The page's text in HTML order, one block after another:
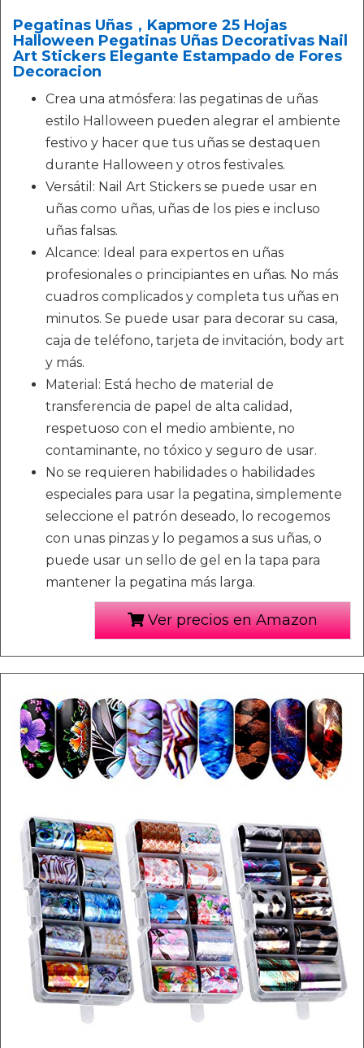
Pegatinas Uñas，Kapmore 25 Hojas
Halloween Pegatinas Uñas Decorativas Nail
Art Stickers Elegante Estampado de Fores
Decoracion
Crea una atmósfera: las pegatinas de uñas
estilo Halloween pueden alegrar el ambiente
festivo y hacer que tus uñas se destaquen
durante Halloween y otros festivales.
Versátil: Nail Art Stickers se puede usar en
uñas como uñas, uñas de los pies e incluso
uñas falsas.
Alcance: Ideal para expertos en uñas
profesionales o principiantes en uñas. No más
cuadros complicados y completa tus uñas en
minutos. Se puede usar para decorar su casa,
caja de teléfono, tarjeta de invitación, body art
y más.
Material: Está hecho de material de
transferencia de papel de alta calidad,
respetuoso con el medio ambiente, no
contaminante, no tóxico y seguro de usar.
No se requieren habilidades o habilidades
especiales para usar la pegatina, simplemente
seleccione el patrón deseado, lo recogemos
con unas pinzas y lo pegamos a sus uñas, o
puede usar un sello de gel en la tapa para
mantener la pegatina más larga.
Ver precios en Amazon